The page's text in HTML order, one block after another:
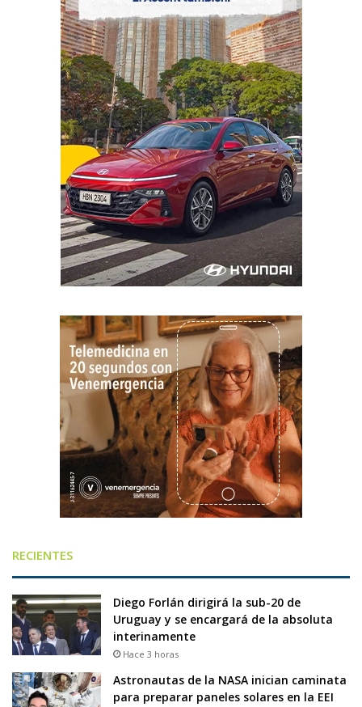
RECIENTES
Diego Forlán dirigirá la sub-20 de
Uruguay y se encargará de la absoluta
interinamente
Hace 3 horas
Astronautas de la NASA inician caminata
para preparar paneles solares en la EEI